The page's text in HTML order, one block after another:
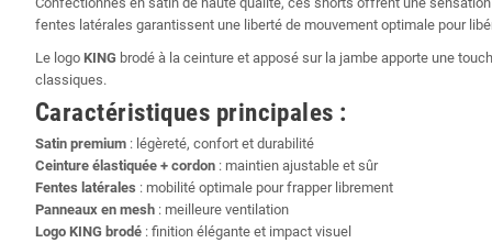
fentes latérales garantissent une liberté de mouvement optimale pour
Le logo KING brodé à la ceinture et apposé sur la jambe apporte une
classiques.
Caractéristiques principales :
Satin premium : légèreté, confort et durabilité
Ceinture élastiquée + cordon : maintien ajustable et sûr
Fentes latérales : mobilité optimale pour frapper librement
Panneaux en mesh : meilleure ventilation
Logo KING brodé : finition élégante et impact visuel